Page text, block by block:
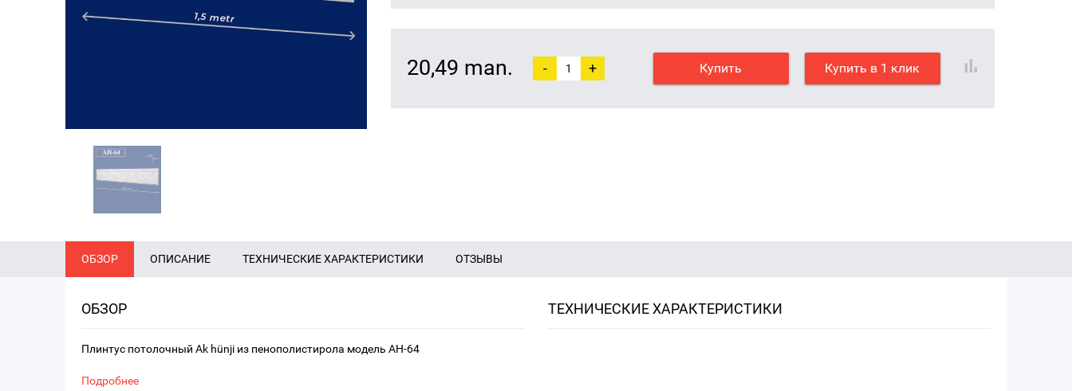
20,49 man. - + Купить Купить в 1 клик
ОБЗОР ОПИСАНИЕ ТЕХНИЧЕСКИЕ ХАРАКТЕРИСТИКИ ОТЗЫВЫ
ОБЗОР
Плинтус потолочный Ak hünji из пенополистирола модель AH-64
Подробнее
ТЕХНИЧЕСКИЕ ХАРАКТЕРИСТИКИ